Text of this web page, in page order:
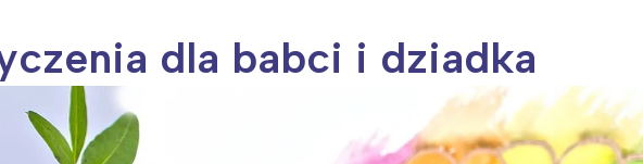
dla babci i dziadka